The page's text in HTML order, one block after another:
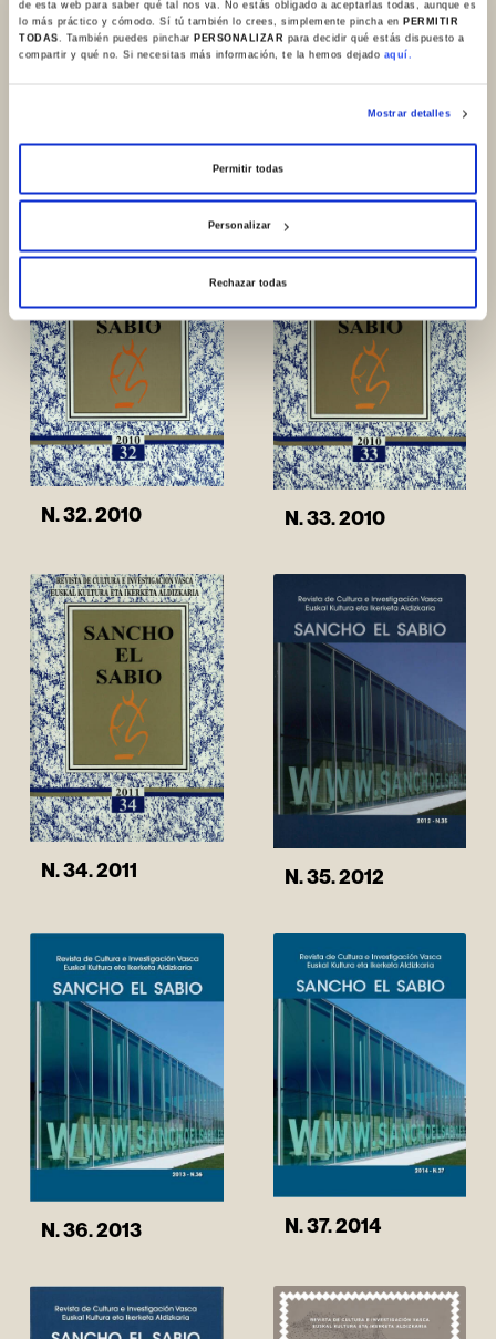
de esta web para saber qué tal nos va. No estás obligado a aceptarlas todas, aunque es
lo más práctico y cómodo. Sí tú también lo crees, simplemente pincha enPERMITIR
TODAS . También puedes pincharPERSONALIZAR para decidir qué estás dispuesto a
compartir y qué no. Si necesitas más información, te la hemos dejado aquí.
Mostrar detalles
Permitir todas
Personalizar
Rechazar todas
N. 32. 2010 N. 33. 2010
N. 34. 2011 N. 35. 2012
N. 36. 2013 N. 37. 2014